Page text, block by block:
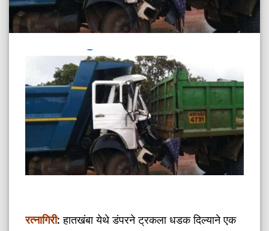
रत्नागिरी: हातखंबा येथे डंपरने ट्रकला धडक दिल्याने एक